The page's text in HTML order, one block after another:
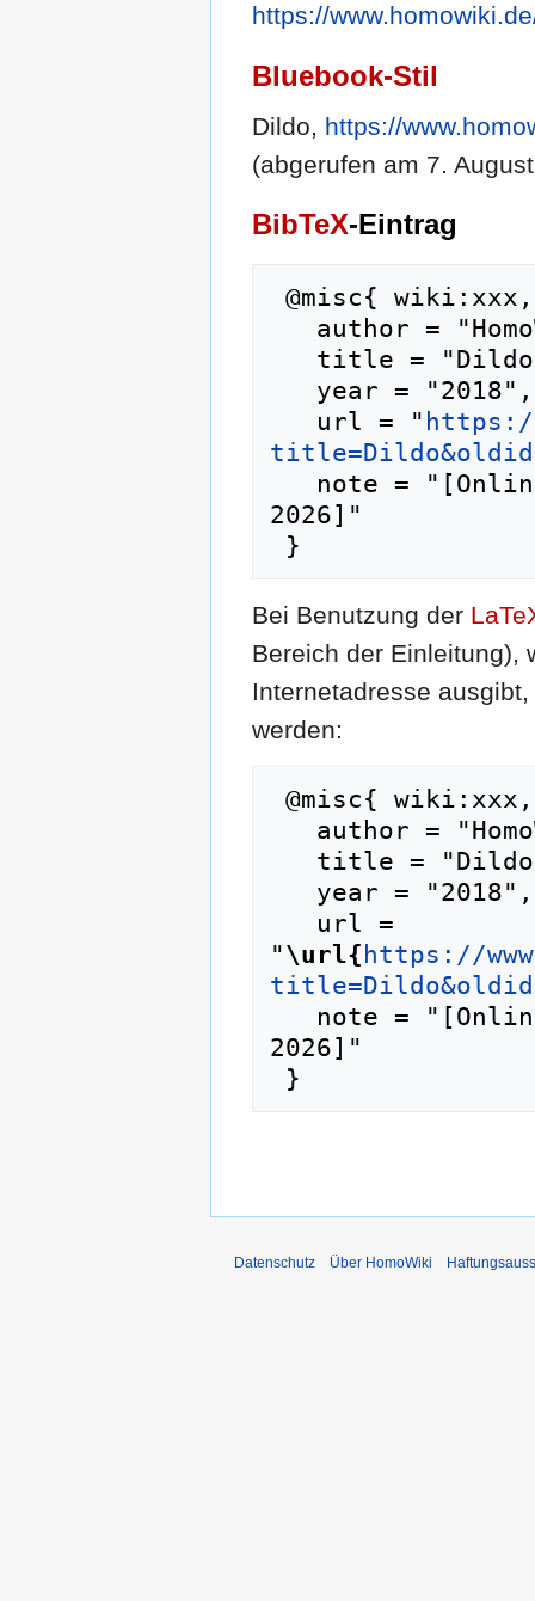
https://
Bluebook-Stil
Dildo, https://
(abgerufen am 7.
BibTeX-Eintrag
   url = "
https://
2026]"
Bei Benutzung der
Bereich der Einleitung),
Internetadresse
werden:
"\url{ https://
2026]"
Datenschutz Über HomoWiki